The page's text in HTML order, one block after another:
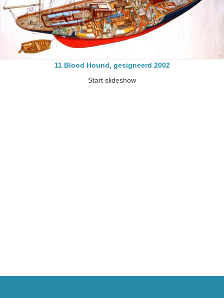
11 Blood Hound, gesigneerd 2002
Start slideshow